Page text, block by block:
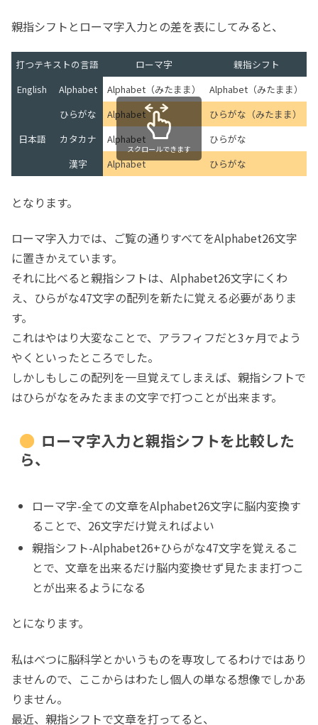
親指シフトとローマ字入力との差を表にしてみると、
打つテキストの言語 ローマ字
親指シフト
English
Alphabet Alphabet（みたまま） Alphabet（みたまま）
日本語
ひらがな Alphabet
ひらがな（みたまま）
カタカナ
Alphabet
ひらがな
漢字
Alphabet ひらがな
スクロールできます
となります。
ローマ字入力では、ご覧の通りすべてをAlphabet26文字
に置きかえています。
それに比べると親指シフトは、Alphabet26文字にくわ
え、ひらがな47文字の配列を新たに覚える必要がありま
す。
これはやはり大変なことで、アラフィフだと3ヶ月でよう
やくといったところでした。
しかしもしこの配列を一旦覚えてしまえば、親指シフトで
はひらがなをみたままの文字で打つことが出来ます。
ローマ字入力と親指シフトを比較した
ら、
ローマ字-全ての文章をAlphabet26文字に脳内変換す
ることで、26文字だけ覚えればよい
親指シフト-Alphabet26+ひらがな47文字を覚えるこ
とで、文章を出来るだけ脳内変換せず見たまま打つこ
とが出来るようになる
とになります。
私はべつに脳科学とかいうものを専攻してるわけではあり
ませんので、ここからはわたし個人の単なる想像でしかあ
りません。
最近、親指シフトで文章を打ってると、